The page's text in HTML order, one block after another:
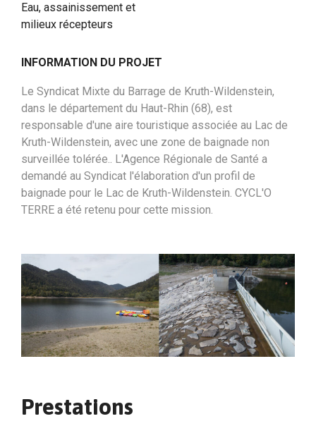
Eau, assainissement et
milieux récepteurs
INFORMATION DU PROJET
Le Syndicat Mixte du Barrage de Kruth-Wildenstein,
dans le département du Haut-Rhin (68), est
responsable d'une aire touristique associée au Lac de
Kruth-Wildenstein, avec une zone de baignade non
surveillée tolérée.. L'Agence Régionale de Santé a
demandé au Syndicat l'élaboration d'un profil de
baignade pour le Lac de Kruth-Wildenstein. CYCL'O
TERRE a été retenu pour cette mission.
Prestations